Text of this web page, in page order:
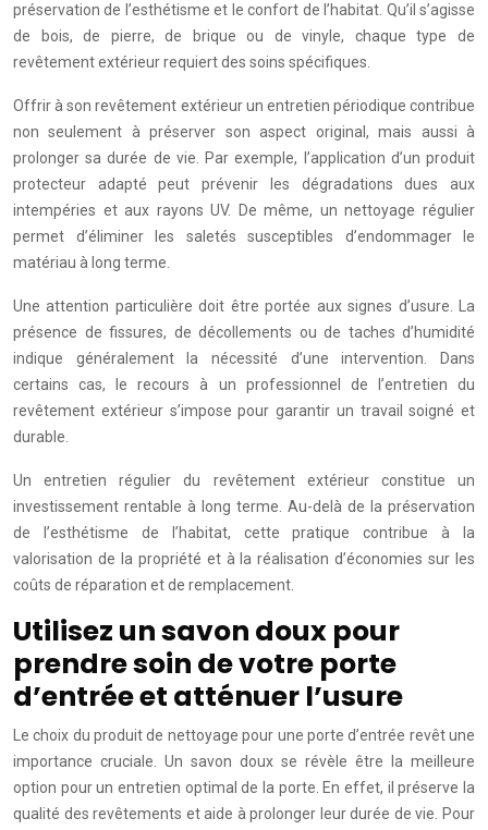
préservation de l’esthétisme et le confort de l’habitat. Qu’il s’agisse
de bois, de pierre, de brique ou de vinyle, chaque type de
revêtement extérieur requiert des soins spécifiques.
Offrir à son revêtement extérieur un entretien périodique contribue
non seulement à préserver son aspect original, mais aussi à
prolonger sa durée de vie. Par exemple, l’application d’un produit
protecteur adapté peut prévenir les dégradations dues aux
intempéries et aux rayons UV. De même, un nettoyage régulier
permet d’éliminer les saletés susceptibles d’endommager le
matériau à long terme.
Une attention particulière doit être portée aux signes d’usure. La
présence de fissures, de décollements ou de taches d’humidité
indique généralement la nécessité d’une intervention. Dans
certains cas, le recours à un professionnel de l’entretien du
revêtement extérieur s’impose pour garantir un travail soigné et
durable.
Un entretien régulier du revêtement extérieur constitue un
investissement rentable à long terme. Au-delà de la préservation
de l’esthétisme de l’habitat, cette pratique contribue à la
valorisation de la propriété et à la réalisation d’économies sur les
coûts de réparation et de remplacement.
Utilisez un savon doux pour
prendre soin de votre porte
d’entrée et atténuer l’usure
Le choix du produit de nettoyage pour une porte d’entrée revêt une
importance cruciale. Un savon doux se révèle être la meilleure
option pour un entretien optimal de la porte. En effet, il préserve la
qualité des revêtements et aide à prolonger leur durée de vie. Pour